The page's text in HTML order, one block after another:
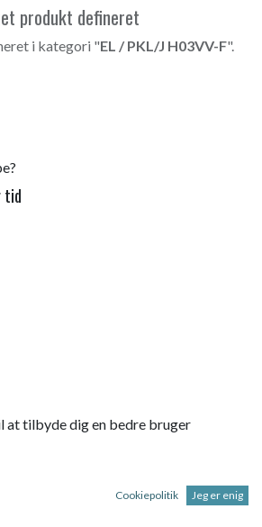
produkt defineret
i kategori "EL / PKL/J H03VV-F".
tid
Startside
at tilbyde dig en bedre bruger
Cookiepolitik Jeg er enig